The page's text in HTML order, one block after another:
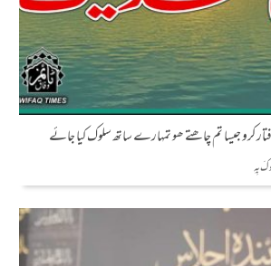
کرو جیسا تم چاھتے ھو تمہارے ساتھ سلوک کیا جائے
بِهِ